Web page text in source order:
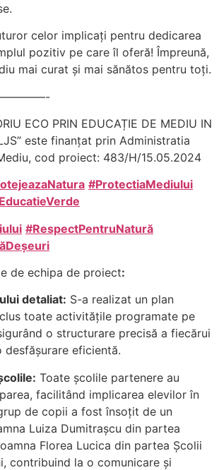
celor implicați pentru dedicarea
pozitiv pe care îl oferă! Împreună,
mai curat și mai sănătos pentru toți.
ECO PRIN EDUCAȚIE DE MEDIU IN
este finanțat prin Administratia
cod proiect: 483/H/15.05.2024
#ProtectiaMediului
#RespectPentruNatură
de echipa de proiect:
detaliat: S-a realizat un plan
toate activitățile programate pe
o structurare precisă a fiecărui
desfășurare eficientă.
Toate școlile partenere au
facilitând implicarea elevilor în
de copii a fost însoțit de un
Luiza Dumitrașcu din partea
Florea Lucica din partea Școlii
contribuind la o comunicare și